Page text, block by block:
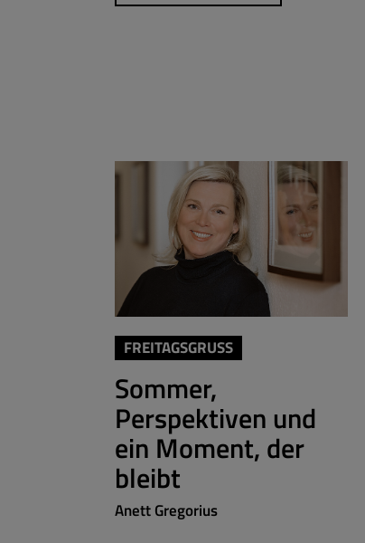
FREITAGSGRUSS
Sommer,
Perspektiven und
ein Moment, der
bleibt
Anett Gregorius